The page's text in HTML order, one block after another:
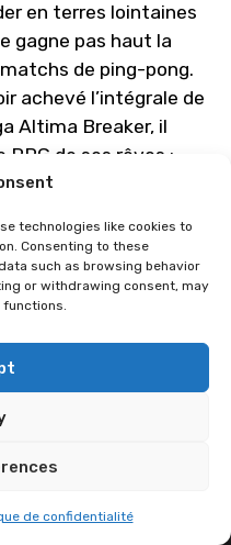
technologies like cookies to
Consenting to these
such as browsing behavior
or withdrawing consent, may
de confidentialité
en terres lointaines
gagne pas haut la
de ping-pong.
achevé l’intégrale de
Altima Breaker, il
RPG de ses rêves :
Travellers !
sous réserve de
MISTER MANGO